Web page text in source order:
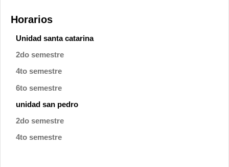
Horarios
Unidad santa catarina
2do semestre
4to semestre
6to semestre
unidad san pedro
2do semestre
4to semestre